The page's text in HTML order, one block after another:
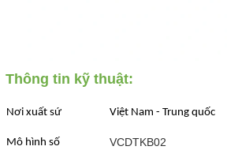
Thông tin kỹ thuật:
Nơi xuất sứ Việt Nam - Trung quốc
Mô hình số VCDTKB02